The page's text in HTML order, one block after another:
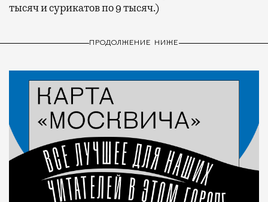
тысяч и сурикатов по 9 тысяч.)
ПРОДОЛЖЕНИЕ НИЖЕ